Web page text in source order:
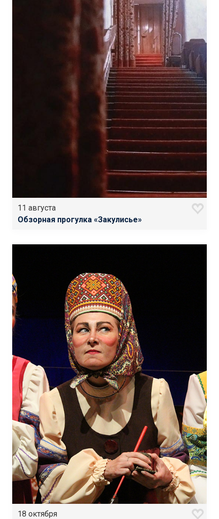
11 августа
Обзорная прогулка «Закулисье»
18 октября